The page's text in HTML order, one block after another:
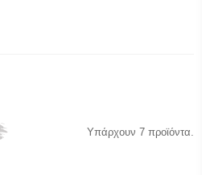
Υπάρχουν 7 προϊόντα.